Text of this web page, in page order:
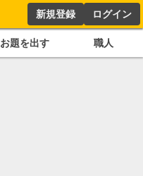
新規登録 ログイン
お題を出す 職人